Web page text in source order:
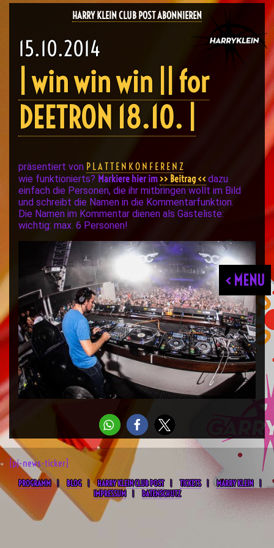
HARRY KLEIN CLUB POST ABONNIEREN
< MENU
15.10.2014
| win win win || for
DEETRON 18.10. |
präsentiert von P L A T T E N K O N F E R E N Z
wie funktionierts? Markiere hier im>> Beitrag <<dazu
einfach die Personen, die ihr mitbringen wollt im Bild
und schreibt die Namen in die Kommentarfunktion.
Die Namen im Kommentar dienen als Gästeliste:
wichtig: max. 6 Personen!
[pj-news-ticker]
PROGRAMM BLOG HARRY KLEIN CLUB POST TICKETS
MARRY KLEIN
IMPRESSUM
DATENSCHUTZ